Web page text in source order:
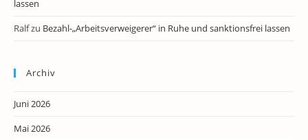
lassen
Ralfzu Bezahl-„Arbeitsverweigerer“ in Ruhe und sanktionsfrei lassen
Archiv
Juni 2026
Mai 2026